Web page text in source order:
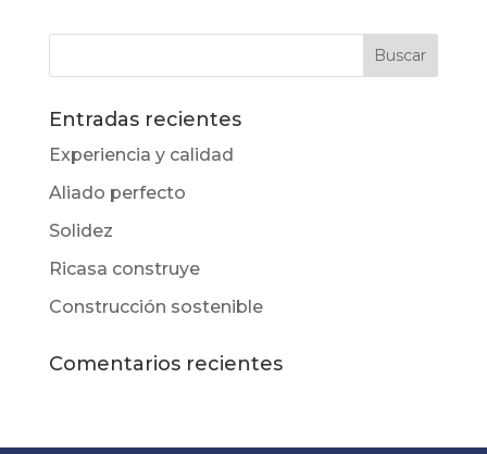
Entradas recientes
Experiencia y calidad
Aliado perfecto
Solidez
Ricasa construye
Construcción sostenible
Comentarios recientes